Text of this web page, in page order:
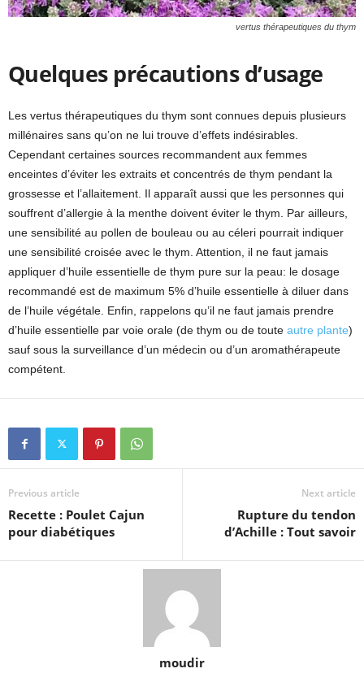
vertus thérapeutiques du thym
Quelques précautions d’usage
Les vertus thérapeutiques du thym sont connues depuis plusieurs
millénaires sans qu’on ne lui trouve d’effets indésirables.
Cependant certaines sources recommandent aux femmes
enceintes d’éviter les extraits et concentrés de thym pendant la
grossesse et l’allaitement. Il apparaît aussi que les personnes qui
souffrent d’allergie à la menthe doivent éviter le thym. Par ailleurs,
une sensibilité au pollen de bouleau ou au céleri pourrait indiquer
une sensibilité croisée avec le thym. Attention, il ne faut jamais
appliquer d’huile essentielle de thym pure sur la peau: le dosage
recommandé est de maximum 5% d’huile essentielle à diluer dans
de l’huile végétale. Enfin, rappelons qu’il ne faut jamais prendre
d’huile essentielle par voie orale (de thym ou de toute autre plante)
sauf sous la surveillance d’un médecin ou d’un aromathérapeute
compétent.
Previous article
Recette : Poulet Cajun
pour diabétiques
Next article
Rupture du tendon
d’Achille : Tout savoir
moudir